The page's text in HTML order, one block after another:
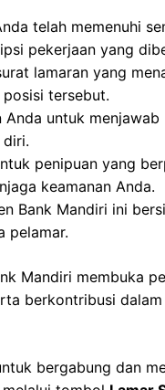
telah memenuhi
pekerjaan yang
lamaran yang
tersebut.
Anda untuk
penipuan yang
keamanan Anda.
Bank Mandiri ini
pelamar.
Mandiri membuka
berkontribusi
bergabung dan